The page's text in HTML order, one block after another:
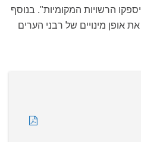
הרשויות המקומיות". בנוסף
אופן מינויים של רבני הערים